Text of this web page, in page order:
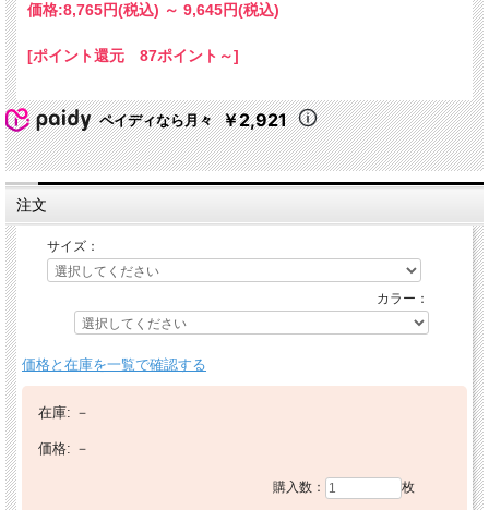
価格:8,765円(税込) ～ 9,645円(税込)
[ポイント還元 87ポイント～]
ペイディなら月々 ￥2,921
注文
サイズ：
カラー：
価格と在庫を一覧で確認する
在庫: －
価格: －
購入数： 枚